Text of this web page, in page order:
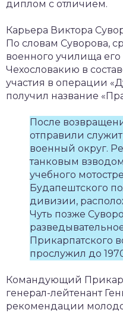
диплом с отличием.
Карьера Виктора
По словам Суворова,
военного училища
Чехословакию в
участия в операции
получил название
После
отправили
военный округ.
танковым
учебного
Будапештского
дивизии,
Чуть позже
Прикарпатского
прослужил до
Командующий
генерал-лейтенант
рекомендации